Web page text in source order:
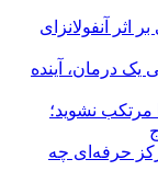
اثر آنفولانزای
یک درمان، آینده
این 7 اشتباه را مرتکب نشوید؛
حرفه‌ای چه